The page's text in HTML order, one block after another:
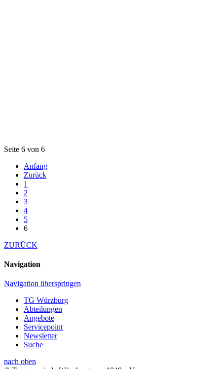
Seite 6 von 6
Anfang
Zurück
1
2
3
4
5
6
ZURÜCK
Navigation
Navigation überspringen
TG Würzburg
Abteilungen
Angebote
Servicepoint
Newsletter
Suche
nach oben